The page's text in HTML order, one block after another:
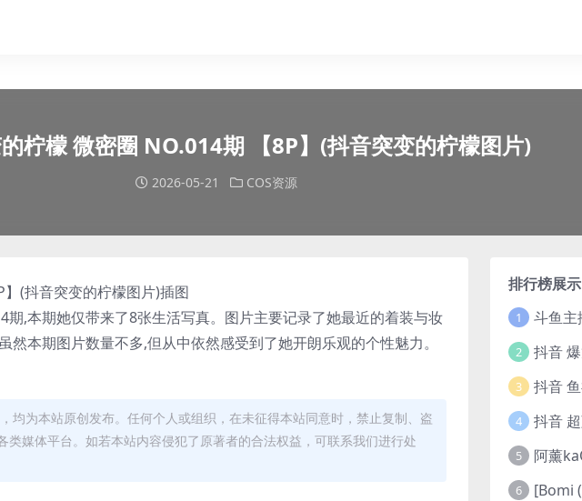
柠檬 微密圈 NO.014期 【8P】(抖音突变的柠檬图片)
2026-05-21 COS资源
期,本期她仅带来了8张生活写真。图片主要记录了她最近的着装与妆
本期图片数量不多,但从中依然感受到了她开朗乐观的个性魅力。
均为本站原创发布。任何个人或组织，在未征得本站同意时，禁止复制、盗
类媒体平台。如若本站内容侵犯了原著者的合法权益，可联系我们进行处
排行榜展示
1
2
3
4
5
6